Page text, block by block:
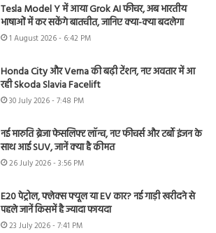
Tesla Model Y में आया Grok AI फीचर, अब भारतीय
भाषाओं में कर सकेंगे बातचीत, जानिए क्या-क्या बदलेगा
1 August 2026 - 6:42 PM
Honda City और Verna की बढ़ी टेंशन, नए अवतार में आ
रही Skoda Slavia Facelift
30 July 2026 - 7:48 PM
नई मारुति ब्रेजा फेसलिफ्ट लॉन्च, नए फीचर्स और टर्बो इंजन के
साथ आई SUV, जानें क्या है कीमत
26 July 2026 - 3:56 PM
E20 पेट्रोल, फ्लेक्स फ्यूल या EV कार? नई गाड़ी खरीदने से
पहले जानें किसमें है ज्यादा फायदा
23 July 2026 - 7:41 PM